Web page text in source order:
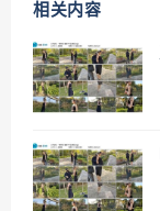
相关内容